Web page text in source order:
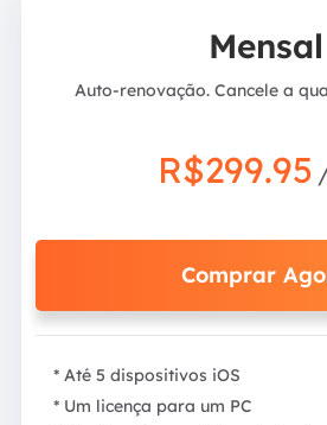
Mensal
Auto-renovação. Cancele a
R$299.95
Comprar
* Até 5 dispositivos iOS
* Um licença para um PC